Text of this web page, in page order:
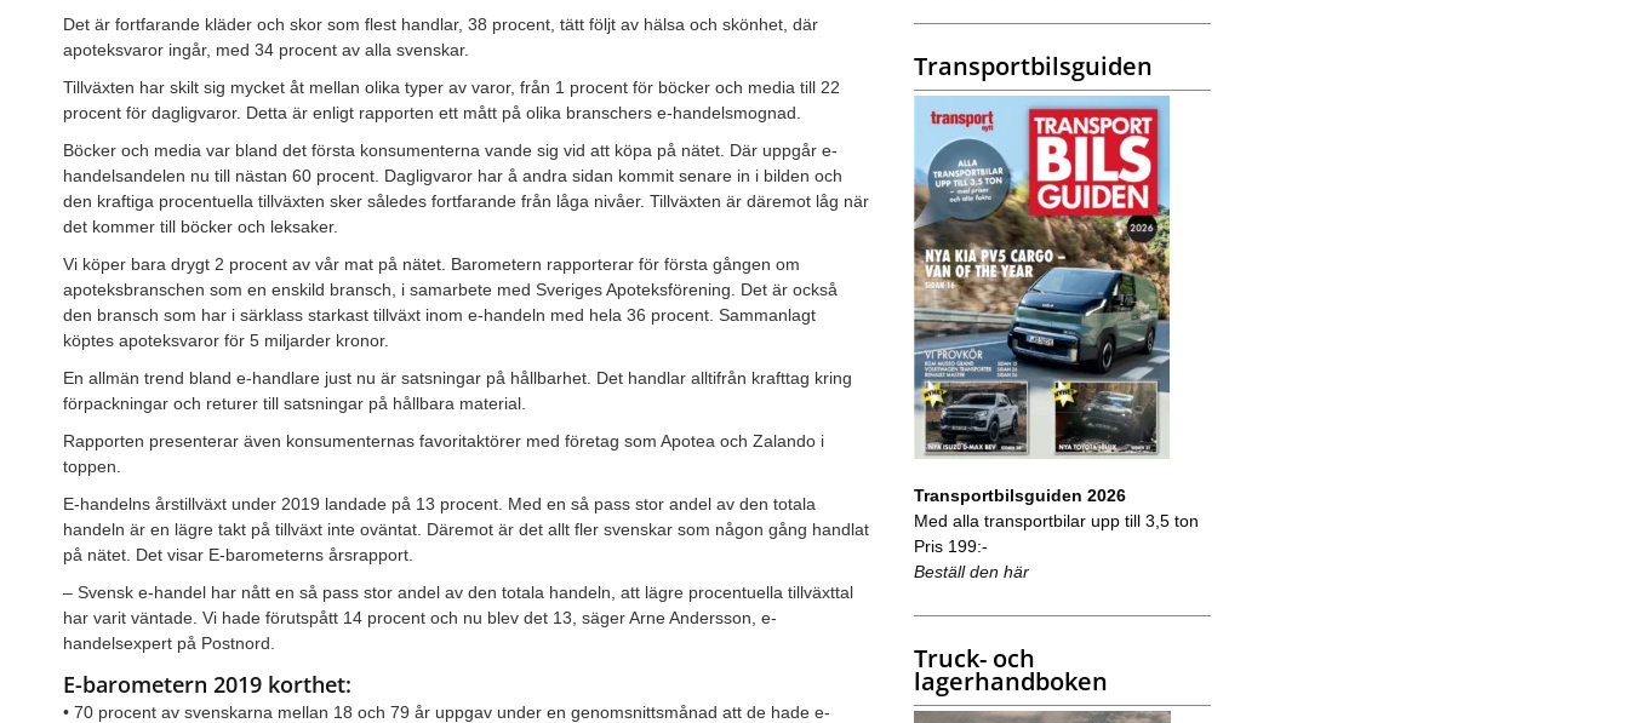
Det är fortfarande kläder och skor som flest handlar, 38 procent, tätt följt av hälsa och skönhet, där
apoteksvaror ingår, med 34 procent av alla svenskar.
Tillväxten har skilt sig mycket åt mellan olika typer av varor, från 1 procent för böcker och media till 22
procent för dagligvaror. Detta är enligt rapporten ett mått på olika branschers e-handelsmognad.
Böcker och media var bland det första konsumenterna vande sig vid att köpa på nätet. Där uppgår e-
handelsandelen nu till nästan 60 procent. Dagligvaror har å andra sidan kommit senare in i bilden och
den kraftiga procentuella tillväxten sker således fortfarande från låga nivåer. Tillväxten är däremot låg när
det kommer till böcker och leksaker.
Vi köper bara drygt 2 procent av vår mat på nätet. Barometern rapporterar för första gången om
apoteksbranschen som en enskild bransch, i samarbete med Sveriges Apoteksförening. Det är också
den bransch som har i särklass starkast tillväxt inom e-handeln med hela 36 procent. Sammanlagt
köptes apoteksvaror för 5 miljarder kronor.
En allmän trend bland e-handlare just nu är satsningar på hållbarhet. Det handlar alltifrån krafttag kring
förpackningar och returer till satsningar på hållbara material.
Rapporten presenterar även konsumenternas favoritaktörer med företag som Apotea och Zalando i
toppen.
E-handelns årstillväxt under 2019 landade på 13 procent. Med en så pass stor andel av den totala
handeln är en lägre takt på tillväxt inte oväntat. Däremot är det allt fler svenskar som någon gång handlat
på nätet. Det visar E-barometerns årsrapport.
– Svensk e-handel har nått en så pass stor andel av den totala handeln, att lägre procentuella tillväxttal
har varit väntade. Vi hade förutspått 14 procent och nu blev det 13, säger Arne Andersson, e-
handelsexpert på Postnord.
E-barometern 2019 korthet:
• 70 procent av svenskarna mellan 18 och 79 år uppgav under en genomsnittsmånad att de hade e-
Transportbilsguiden
Transportbilsguiden 2026
Med alla transportbilar upp till 3,5 ton
Pris 199:-
Beställ den här
Truck- och
lagerhandboken